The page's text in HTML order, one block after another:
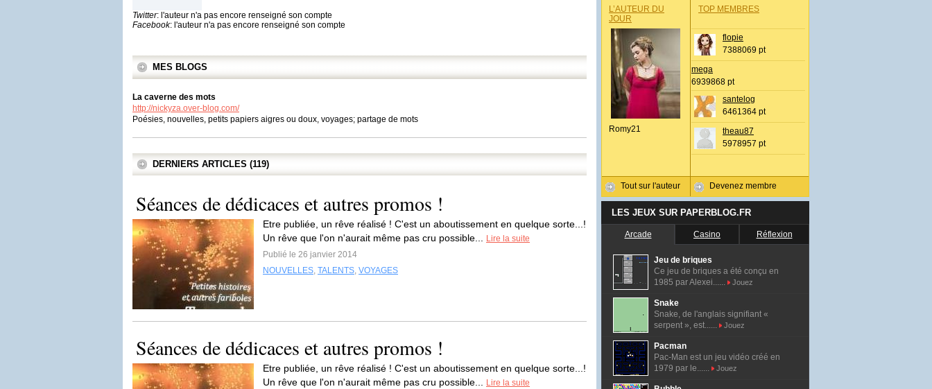
Twitter: l'auteur n'a pas encore renseigné son compte
Facebook: l'auteur n'a pas encore renseigné son compte
MES BLOGS
La caverne des mots
http://nickyza.over-blog.com/
Poésies, nouvelles, petits papiers aigres ou doux, voyages; partage de mots
DERNIERS ARTICLES (119)
Séances de dédicaces et autres promos !
Etre publiée, un rêve réalisé ! C'est un aboutissement en quelque sorte...!
Un rêve que l'on n'aurait même pas cru possible...
Lire la suite
Publié le 26 janvier 2014
NOUVELLES, TALENTS, VOYAGES
Séances de dédicaces et autres promos !
Etre publiée, un rêve réalisé ! C'est un aboutissement en quelque sorte...!
Un rêve que l'on n'aurait même pas cru possible...
Lire la suite
L’AUTEUR DU
JOUR
Romy21
Tout sur l'auteur
TOP MEMBRES
flopie
7388069 pt
mega
6939868 pt
santelog
6461364 pt
theau87
5978957 pt
Devenez membre
LES JEUX SUR PAPERBLOG.FR
Arcade Casino Réflexion
Jeu de briques
Ce jeu de briques a été conçu en
1985 par Alexei......
Jouez
Snake
Snake, de l'anglais signifiant «
serpent », est......
Jouez
Pacman
Pac-Man est un jeu vidéo créé en
1979 par le......
Jouez